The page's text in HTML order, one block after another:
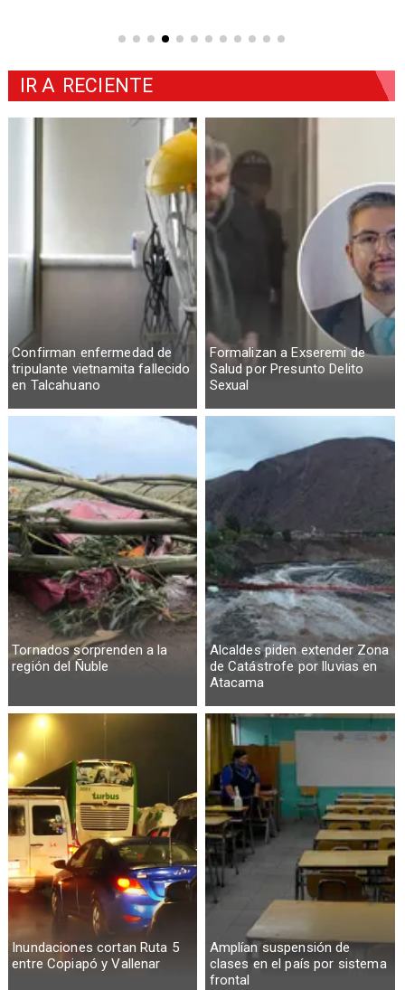
Confirman enfermedad de
tripulante vietnamita fallecido
en Talcahuano
Formalizan a Exseremi de
Salud por Presunto Delito
Sexual
Tornados sorprenden a la
región del Ñuble
Alcaldes piden extender Zona
de Catástrofe por lluvias en
Atacama
Inundaciones cortan Ruta 5
entre Copiapó y Vallenar
Amplían suspensión de
clases en el país por sistema
frontal
IR A RECIENTE